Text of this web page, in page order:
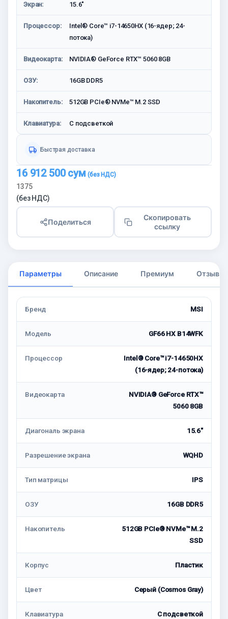
Экран: 15.6"
Процессор:
Intel® Core™ i7-14650HX (16-ядер; 24-
потока)
Видеокарта: NVIDIA® GeForce RTX™ 5060 8GB
ОЗУ: 16GB DDR5
Накопитель: 512GB PCIe® NVMe™ M.2 SSD
Клавиатура: C подсветкой
Быстрая доставка
16 912 500сум
1375
(без НДС)
Поделиться
Скопировать
ссылку
Параметры Описание Премиум Отзывы
Бренд MSI
Модель GF66 HX B14WFK
Процессор
Intel® Core™ i7-14650HX
(16-ядер; 24-потока)
Видеокарта
NVIDIA® GeForce RTX™
5060 8GB
Диагональ экрана 15.6"
Разрешение экрана WQHD
Тип матрицы IPS
ОЗУ 16GB DDR5
Накопитель
512GB PCIe® NVMe™ M.2
SSD
Корпус Пластик
Цвет Серый (Cosmos Gray)
Клавиатура C подсветкой